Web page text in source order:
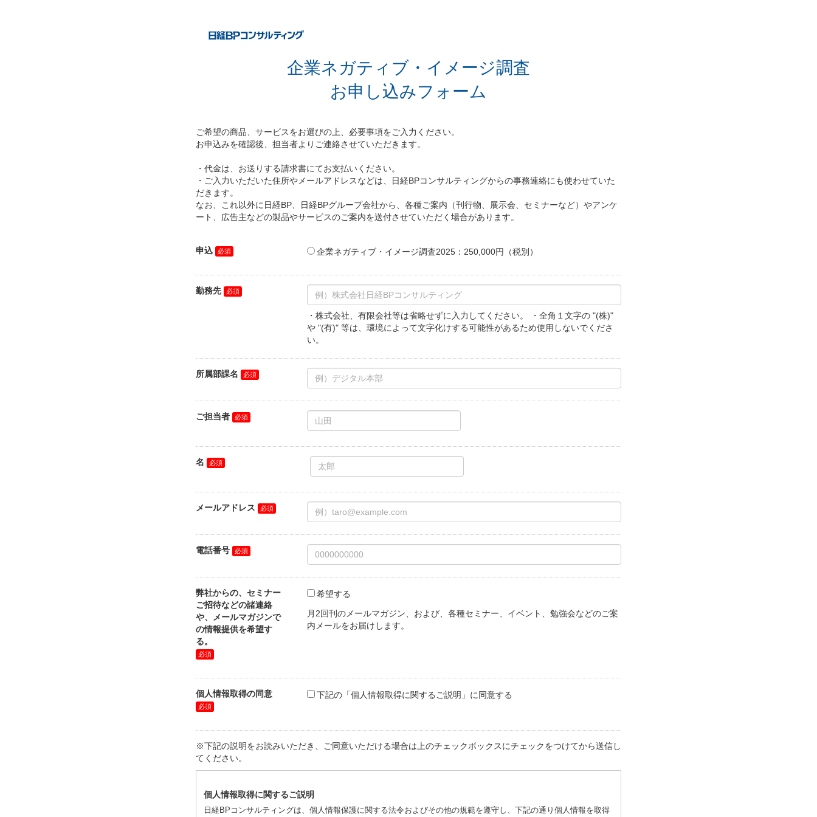
企業ネガティブ・イメージ調査
お申し込みフォーム
ご希望の商品、サービスをお選びの上、必要事項をご入力ください。
お申込みを確認後、担当者よりご連絡させていただきます。
・代金は、お送りする請求書にてお支払いください。
・ご入力いただいた住所やメールアドレスなどは、日経BPコンサルティングからの事務連絡にも使わせていた
だきます。
なお、これ以外に日経BP、日経BPグループ会社から、各種ご案内（刊行物、展示会、セミナーなど）やアンケ
ート、広告主などの製品やサービスのご案内を送付させていただく場合があります。
申込 企業ネガティブ・イメージ調査2025：250,000円（税別）
勤務先
・株式会社、有限会社等は省略せずに入力してください。 ・全角１文字の "(株)"
や "(有)" 等は、環境によって文字化けする可能性があるため使用しないでくださ
い。
所属部課名
ご担当者
名
メールアドレス
電話番号
弊社からの、セミナー
ご招待などの諸連絡
や、メールマガジンで
の情報提供を希望す
る。
希望する
月2回刊のメールマガジン、および、各種セミナー、イベント、勉強会などのご案
内メールをお届けします。
個人情報取得の同意 下記の「個人情報取得に関するご説明」に同意する
※下記の説明をお読みいただき、ご同意いただける場合は上のチェックボックスにチェックをつけてから送信し
てください。
個人情報取得に関するご説明
日経BPコンサルティングは、個人情報保護に関する法令およびその他の規範を遵守し、下記の通り個人情報を取得